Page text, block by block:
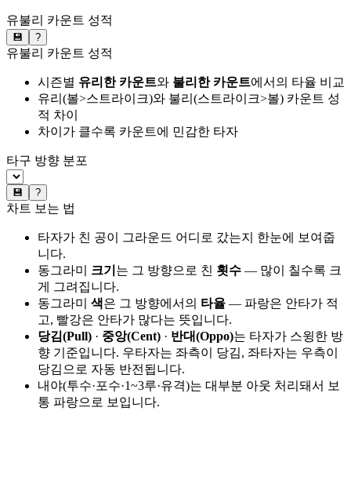
유불리 카운트 성적
💾 ?
유불리 카운트 성적
시즌별 유리한 카운트와 불리한 카운트에서의 타율 비교
유리(볼>스트라이크)와 불리(스트라이크>볼) 카운트 성
적 차이
차이가 클수록 카운트에 민감한 타자
타구 방향 분포
💾 ?
차트 보는 법
타자가 친 공이 그라운드 어디로 갔는지 한눈에 보여줍
니다.
동그라미 크기 는 그 방향으로 친 횟수 — 많이 칠수록 크
게 그려집니다.
동그라미 색은 그 방향에서의 타율 — 파랑은 안타가 적
고, 빨강은 안타가 많다는 뜻입니다.
당김(Pull) · 중앙(Cent) · 반대(Oppo)는 타자가 스윙한 방
향 기준입니다. 우타자는 좌측이 당김, 좌타자는 우측이
당김으로 자동 반전됩니다.
내야(투수·포수·1~3루·유격)는 대부분 아웃 처리돼서 보
통 파랑으로 보입니다.